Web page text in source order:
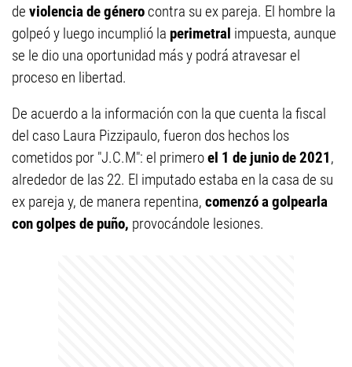
de violencia de género contra su ex pareja. El hombre la
golpeó y luego incumplió la perimetral impuesta, aunque
se le dio una oportunidad más y podrá atravesar el
proceso en libertad.
De acuerdo a la información con la que cuenta la fiscal
del caso Laura Pizzipaulo, fueron dos hechos los
cometidos por "J.C.M": el primeroel 1 de junio de 2021,
alrededor de las 22. El imputado estaba en la casa de su
ex pareja y, de manera repentina, comenzó a golpearla
con golpes de puño, provocándole lesiones.